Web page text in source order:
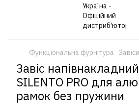
Функціональна фурнітура Завіси
Завіс
SILENTO PRO для
рамок без пружини